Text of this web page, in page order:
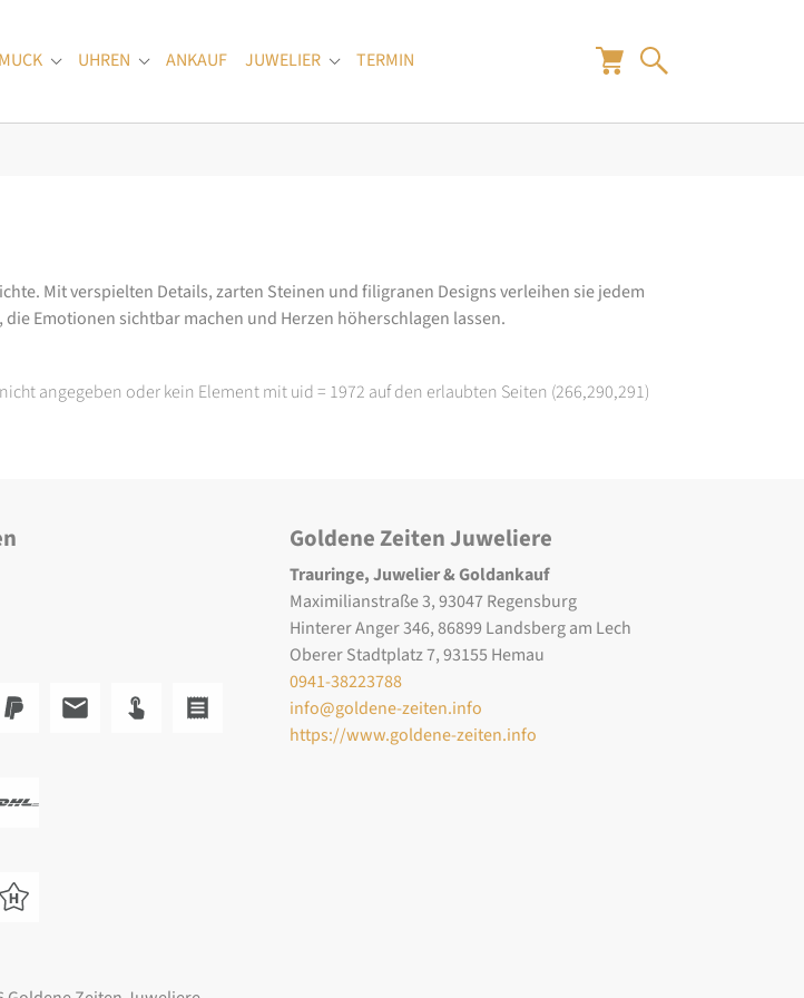
for "Trauringe"
Submenu for "Schmuck"
UHREN Submenu for "Uhren"
ANKAUF JUWELIER Submenu for "Juwelier"
TERMIN
Mit verspielten Details, zarten Steinen und filigranen Designs verleihen sie jedem
Emotionen sichtbar machen und Herzen höherschlagen lassen.
angegeben oder kein Element mit uid = 1972 auf den erlaubten Seiten (266,290,291)
Goldene Zeiten Juweliere
Trauringe, Juwelier & Goldankauf
Maximilianstraße 3, 93047 Regensburg
Hinterer Anger 346, 86899 Landsberg am Lech
Oberer Stadtplatz 7, 93155 Hemau
0941-38223788
info@goldene-zeiten.info
https://www.goldene-zeiten.info